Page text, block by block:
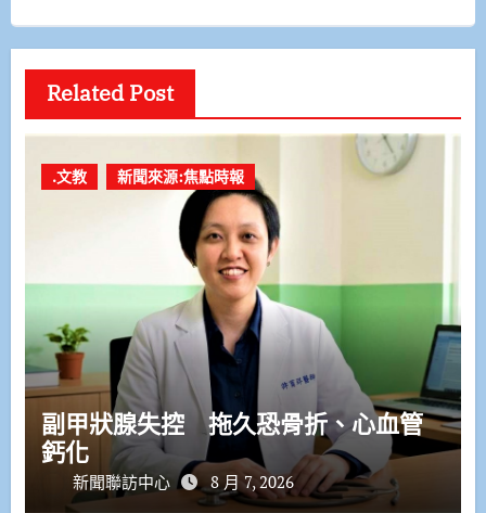
Related Post
.文教 新聞來源:焦點時報
副甲狀腺失控 拖久恐骨折、心血管
鈣化
新聞聯訪中心 8 月 7, 2026